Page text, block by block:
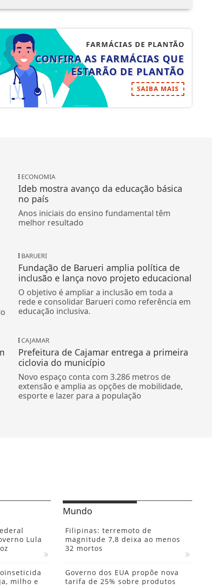
FARMÁCIAS DE PLANTÃO
CONFIRA AS FARMÁCIAS QUE
ESTARÃO DE PLANTÃO
SAIBA MAIS
ECONOMIA
Ideb mostra avanço da educação básica
no país
Anos iniciais do ensino fundamental têm
melhor resultado
BARUERI
Fundação de Barueri amplia política de
inclusão e lança novo projeto educacional
O objetivo é ampliar a inclusão em toda a
rede e consolidar Barueri como referência em
educação inclusiva.
CAJAMAR
Prefeitura de Cajamar entrega a primeira
ciclovia do município
Novo espaço conta com 3.286 metros de
extensão e amplia as opções de mobilidade,
esporte e lazer para a população
Lula
milho e
Mundo
Filipinas: terremoto de
magnitude 7,8 deixa ao menos
32 mortos
Governo dos EUA propõe nova
tarifa de 25% sobre produtos